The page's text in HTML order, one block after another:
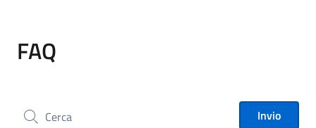
FAQ
Cerca nel sito Invio